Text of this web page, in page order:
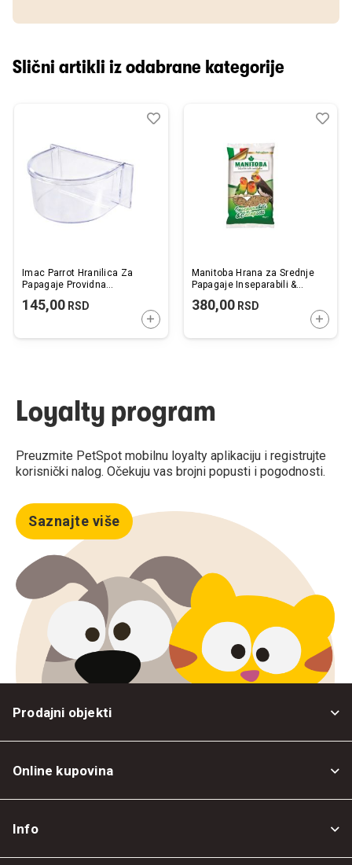
Slični artikli iz odabrane kategorije
Imac Parrot Hranilica Za
Papagaje Providna
145,00 RSD
DODAJTE U KORPU
Dodaj
Uporedi
Manitoba Hrana za Srednje
Papagaje Inseparabili &
380,00RSD
Loyalty program
Preuzmite PetSpot mobilnu loyalty aplikaciju i registrujte
korisnički nalog. Očekuju vas brojni popusti i pogodnosti.
Saznajte više
Prodajni objekti
Online kupovina
Info